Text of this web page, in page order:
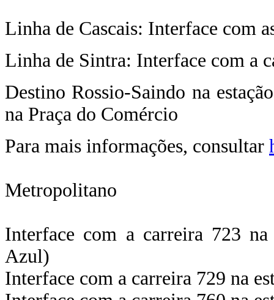
Linha de Cascais: Interface com
Linha de Sintra: Interface com a
Destino Rossio-Saindo na
na Praça do Comércio
Para mais informações, consultar
Metropolitano
Interface com a carreira 723
Azul)
Interface com a carreira 729 na